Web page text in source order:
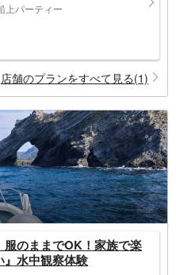
上パーティー
店舗のプランをすべて見る(1)
服のままでOK！家族で楽
』水中観察体験